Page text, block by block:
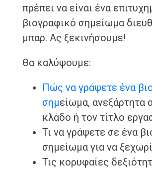
πρέπει να είναι ένα
βιογραφικό σημείωμα
μπαρ. Ας ξεκινήσουμε!
Θα καλύψουμε:
Πώς να γράψετε ένα
σημείωμα, ανεξάρτητα
κλάδο ή τον τίτλο
Τι να γράψετε σε ένα
σημείωμα για να
Τις κορυφαίες